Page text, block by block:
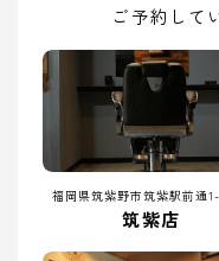
ご予約して
福岡県筑紫野市筑紫駅前通
筑紫店